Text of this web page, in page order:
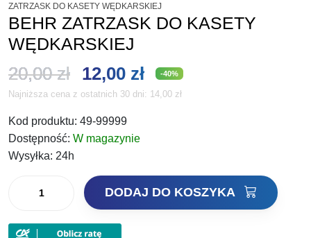
ZATRZASK DO KASETY WĘDKARSKIEJ
BEHR ZATRZASK DO KASETY
WĘDKARSKIEJ
20,00zł Pierwotna
cena
wynosiła:
12,00 złAktualna
cena
-40%
Najniższa cena z ostatnich 30 dni: 14,00 zł
Kod produktu: 49-99999
Dostępność: W magazynie
Wysyłka: 24h
BEHR
DO
DODAJ DO KOSZYKA